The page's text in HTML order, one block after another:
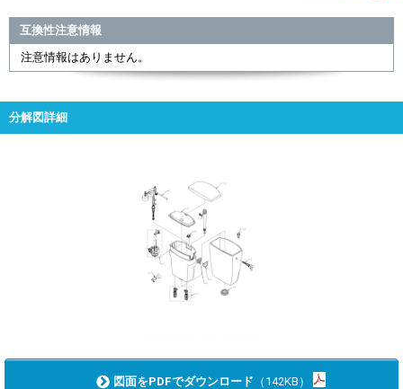
互換性注意情報
注意情報はありません。
分解図詳細
図面をPDFでダウンロード （142KB）